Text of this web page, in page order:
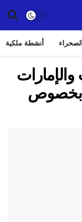
أنشطة ملكية
بخصوص